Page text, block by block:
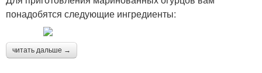
понадобятся следующие ингредиенты:
читать дальше →